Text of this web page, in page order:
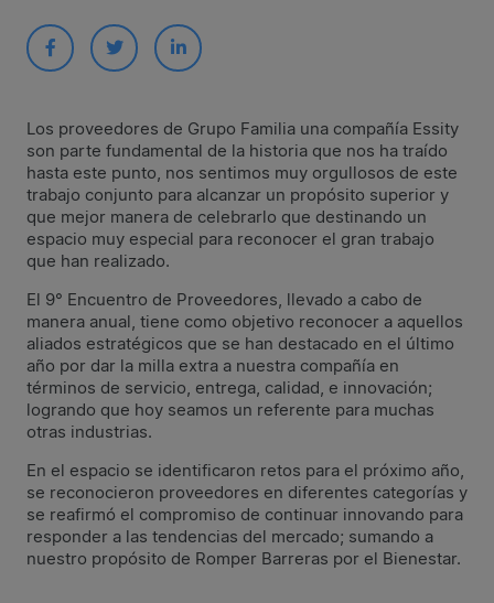
Los proveedores de Grupo Familia una compañía Essity
son parte fundamental de la historia que nos ha traído
hasta este punto, nos sentimos muy orgullosos de este
trabajo conjunto para alcanzar un propósito superior y
que mejor manera de celebrarlo que destinando un
espacio muy especial para reconocer el gran trabajo
que han realizado.
El 9° Encuentro de Proveedores, llevado a cabo de
manera anual, tiene como objetivo reconocer a aquellos
aliados estratégicos que se han destacado en el último
año por dar la milla extra a nuestra compañía en
términos de servicio, entrega, calidad, e innovación;
logrando que hoy seamos un referente para muchas
otras industrias.
En el espacio se identificaron retos para el próximo año,
se reconocieron proveedores en diferentes categorías y
se reafirmó el compromiso de continuar innovando para
responder a las tendencias del mercado; sumando a
nuestro propósito de Romper Barreras por el Bienestar.